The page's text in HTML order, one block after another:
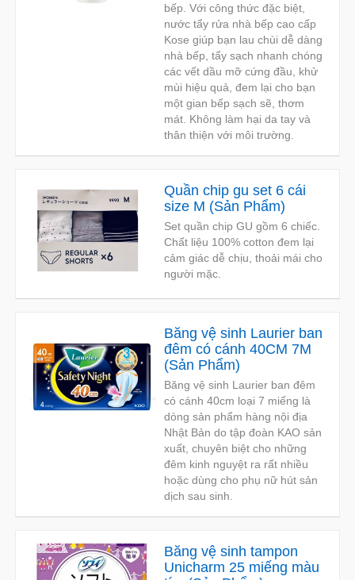
bếp. Với công thức đặc biệt,
nước tẩy rửa nhà bếp cao cấp
Kose giúp bạn lau chùi dễ dàng
nhà bếp, tẩy sạch nhanh chóng
các vết dầu mỡ cứng đầu, khử
mùi hiệu quả, đem lại cho bạn
một gian bếp sạch sẽ, thơm
mát. Không làm hại da tay và
thân thiện với môi trường.
Quần chip gu set 6 cái
size M (Sản Phẩm)
Set quần chip GU gồm 6 chiếc.
Chất liệu 100% cotton đem lại
cảm giác dễ chịu, thoải mái cho
người mặc.
Băng vệ sinh Laurier ban
đêm có cánh 40CM 7M
(Sản Phẩm)
Băng vệ sinh Laurier ban đêm
có cánh 40cm loại 7 miếng là
dòng sản phẩm hàng nội địa
Nhật Bản do tập đoàn KAO sản
xuất, chuyên biệt cho những
đêm kinh nguyệt ra rất nhiều
hoặc dùng cho phụ nữ hút sản
dịch sau sinh.
Băng vệ sinh tampon
Unicharm 25 miếng màu